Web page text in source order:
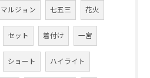
ルジョン 七五三 花火
セット 着付け 一宮
ショート ハイライト